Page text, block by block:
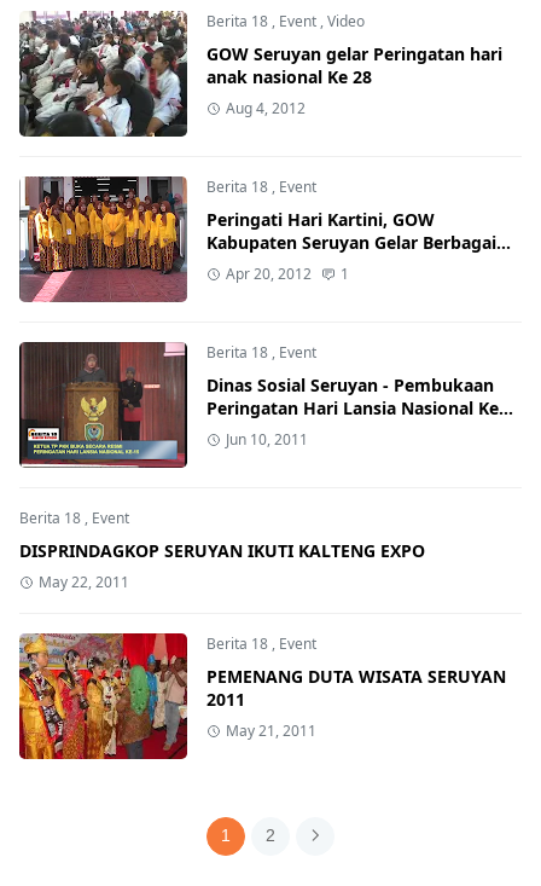
Berita 18, Event,Video
GOW Seruyan gelar Peringatan hari
anak nasional Ke 28
Aug 4, 2012
Berita 18, Event
Peringati Hari Kartini, GOW
Kabupaten Seruyan Gelar Berbagai
Lomba
Apr 20, 2012 1
Berita 18, Event
Dinas Sosial Seruyan - Pembukaan
Peringatan Hari Lansia Nasional Ke
15 Jun 10, 2011
Berita 18 , Event
DISPRINDAGKOP SERUYAN IKUTI KALTENG EXPO
May 22, 2011
Berita 18, Event
PEMENANG DUTA WISATA SERUYAN
2011
May 21, 2011
1 2